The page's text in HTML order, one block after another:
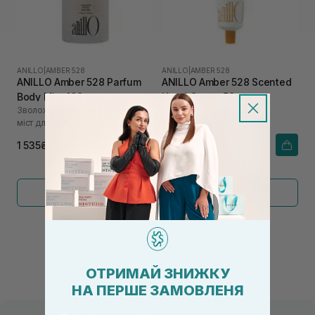
ANILLO AMBER 528
ANILLO Amber 528 Parfum
Body Mist 100 мл
Зволожуючий парфумований
міст для тіла
1 535₴
ANILLO AMBER 528
ANILLO Amber 528 Scented
Hand Cream 50 мл
Ароматний крем для рук
850₴
Показати більше
2
ОТРИМАЙ ЗНИЖКУ
НА ПЕРШЕ ЗАМОВЛЕНЯ